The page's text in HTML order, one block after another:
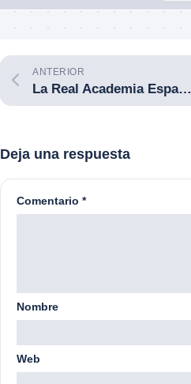
ANTERIOR
La Real Academia Española (RAE) introduce el término «deficiente táctico» en el diccionario a propuesta del blog.
Deja una respuesta
Comentario *
Nombre
Web